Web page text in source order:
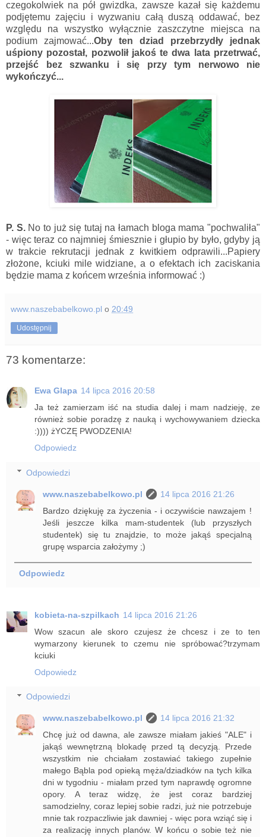
czegokolwiek na pół gwizdka, zawsze kazał się każdemu
podjętemu zajęciu i wyzwaniu całą duszą oddawać, bez
względu na wszystko wyłącznie zaszczytne miejsca na
podium zajmować...Oby ten dziad przebrzydły jednak
uśpiony pozostał, pozwolił jakoś te dwa lata przetrwać,
przejść bez szwanku i się przy tym nerwowo nie
wykończyć...
P. S.No to już się tutaj na łamach bloga mama "pochwaliła"
- więc teraz co najmniej śmiesznie i głupio by było, gdyby ją
w trakcie rekrutacji jednak z kwitkiem odprawili...Papiery
złożone, kciuki mile widziane, a o efektach ich zaciskania
będzie mama z końcem września informować :)
www.naszebabelkowo.pl o 20:49
Udostępnij
73 komentarze:
Ewa Glapa 14 lipca 2016 20:58
Ja też zamierzam iść na studia dalej i mam nadzieję, ze
również sobie poradzę z nauką i wychowywaniem dziecka
:)))) żYCZĘ PWODZENIA!
Odpowiedz
Odpowiedzi
www.naszebabelkowo.pl
14 lipca 2016 21:26
Bardzo dziękuję za życzenia - i oczywiście nawzajem !
Jeśli jeszcze kilka mam-studentek (lub przyszłych
studentek) się tu znajdzie, to może jakąś specjalną
grupę wsparcia założymy ;)
Odpowiedz
kobieta-na-szpilkach 14 lipca 2016 21:26
Wow szacun ale skoro czujesz że chcesz i ze to ten
wymarzony kierunek to czemu nie spróbować?trzymam
kciuki
Odpowiedz
Odpowiedzi
www.naszebabelkowo.pl
14 lipca 2016 21:32
Chcę już od dawna, ale zawsze miałam jakieś "ALE" i
jakąś wewnętrzną blokadę przed tą decyzją. Przede
wszystkim nie chciałam zostawiać takiego zupełnie
małego Bąbla pod opieką męża/dziadków na tych kilka
dni w tygodniu - miałam przed tym naprawdę ogromne
opory. A teraz widzę, że jest coraz bardziej
samodzielny, coraz lepiej sobie radzi, już nie potrzebuje
mnie tak rozpaczliwie jak dawniej - więc pora wziąć się i
za realizację innych planów. W końcu o sobie też nie